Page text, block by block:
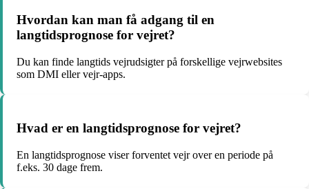
Hvordan kan man få adgang til en
langtidsprognose for vejret?
Du kan finde langtids vejrudsigter på forskellige vejrwebsites
som DMI eller vejr-apps.
Hvad er en langtidsprognose for vejret?
En langtidsprognose viser forventet vejr over en periode på
f.eks. 30 dage frem.